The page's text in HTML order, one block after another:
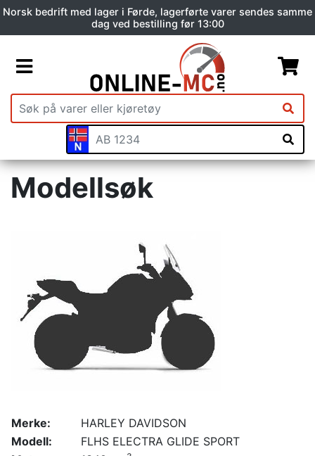
Norsk bedrift med lager i Førde, lagerførte varer sendes samme
dag ved bestilling før 13:00
Modellsøk
Merke:
HARLEY DAVIDSON
Modell:
FLHS ELECTRA GLIDE SPORT